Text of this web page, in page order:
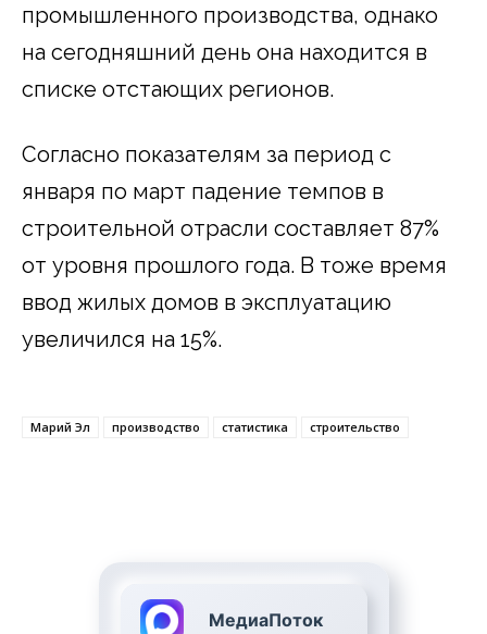
промышленного производства, однако
на сегодняшний день она находится в
списке отстающих регионов.
Согласно показателям за период с
января по март падение темпов в
строительной отрасли составляет 87%
от уровня прошлого года. В тоже время
ввод жилых домов в эксплуатацию
увеличился на 15%.
Марий Эл производство статистика строительство
МедиаПоток